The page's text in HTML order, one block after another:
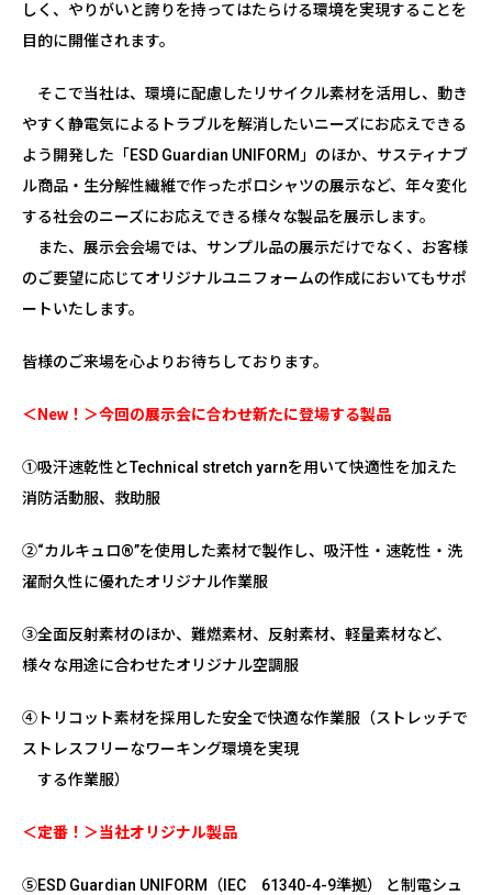
しく、やりがいと誇りを持ってはたらける環境を実現することを
目的に開催されます。
そこで当社は、環境に配慮したリサイクル素材を活用し、動き
やすく静電気によるトラブルを解消したいニーズにお応えできる
よう開発した「ESD Guardian UNIFORM」のほか、サスティナブ
ル商品・生分解性繊維で作ったポロシャツの展示など、年々変化
する社会のニーズにお応えできる様々な製品を展示します。
また、展示会会場では、サンプル品の展示だけでなく、お客様
のご要望に応じてオリジナルユニフォームの作成においてもサポ
ートいたします。
皆様のご来場を心よりお待ちしております。
＜New！＞今回の展示会に合わせ新たに登場する製品
①吸汗速乾性とTechnical stretch yarnを用いて快適性を加えた
消防活動服、救助服
②“カルキュロ®”を使用した素材で製作し、吸汗性・速乾性・洗
濯耐久性に優れたオリジナル作業服
③全面反射素材のほか、難燃素材、反射素材、軽量素材など、
様々な用途に合わせたオリジナル空調服
④トリコット素材を採用した安全で快適な作業服（ストレッチで
ストレスフリーなワーキング環境を実現
する作業服）
＜定番！＞当社オリジナル製品
⑤ESD Guardian UNIFORM（IEC 61340-4-9準拠） と制電シュ